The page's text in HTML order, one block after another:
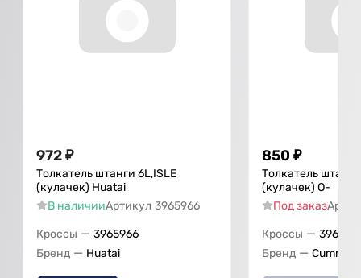
972₽
Толкатель штанги 6L,ISLE
(кулачек) Huatai
В наличииАртикул 3965966
Кроссы — 3965966
Бренд — Huatai
850 ₽
Толкатель
(кулачек) О-
Под заказ
Кроссы —
Бренд —